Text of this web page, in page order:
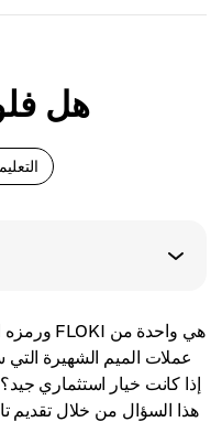
هل
عملات الميم الشهيرة
إذا كانت خيار استثماري
هذا السؤال من خلال تقديم